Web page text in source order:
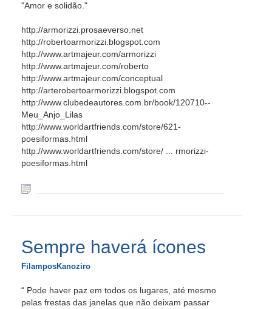
"Amor e solidão."
http://armorizzi.prosaeverso.net
http://robertoarmorizzi.blogspot.com
http://www.artmajeur.com/armorizzi
http://www.artmajeur.com/roberto
http://www.artmajeur.com/conceptual
http://arterobertoarmorizzi.blogspot.com
http://www.clubedeautores.com.br/book/120710--
Meu_Anjo_Lilas
http://www.worldartfriends.com/store/621-
poesiformas.html
http://www.worldartfriends.com/store/ ... rmorizzi-
poesiformas.html
Sempre haverá ícones
FilamposKanoziro
“ Pode haver paz em todos os lugares, até mesmo
pelas frestas das janelas que não deixam passar